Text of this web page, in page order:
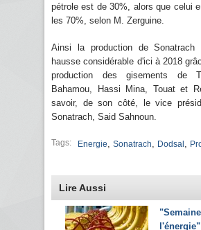
pétrole est de 30%, alors que celui
les 70%, selon M. Zerguine.
Ainsi la production de Sonatrach
hausse considérable d'ici à 2018
production des gisements de
Bahamou, Hassi Mina, Touat et
savoir, de son côté, le vice
Sonatrach, Said Sahnoun.
Tags: Energie Sonatrach Dodsal
Lire Aussi